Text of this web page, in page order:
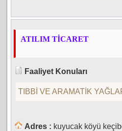
ATILIM TİCARET
Faaliyet Konuları
TIBBİ VE ARAMATİK
Adres : kuyucak köyü